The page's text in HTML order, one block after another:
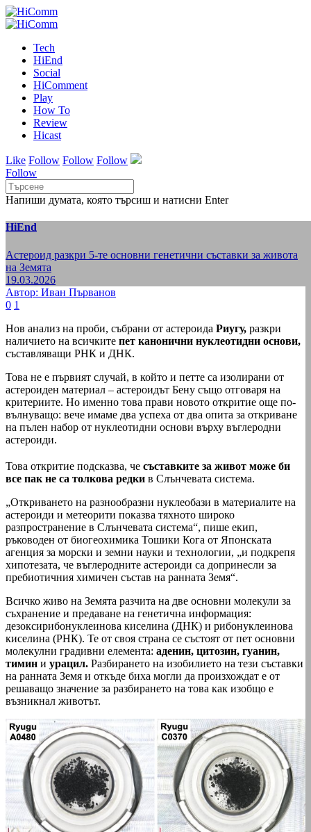
Tech
HiEnd
Social
HiComment
Play
How To
Review
Hicast
Like Follow Follow Follow
Follow
Напиши думата, която търсиш и натисни Enter
HiEnd
Астероид разкри 5-те основни генетични съставки за живота
на Земята
19.03.2026
Автор: Иван Първанов
0 1
Нов анализ на проби, събрани от астероида Риугу, разкри
наличието на всичките пет канонични нуклеотидни основи,
съставляващи РНК и ДНК.
Това не е първият случай, в който и петте са изолирани от
астероиден материал – астероидът Бену също отговаря на
критериите. Но именно това прави новото откритие още по-
вълнуващо: вече имаме два успеха от два опита за откриване
на пълен набор от нуклеотидни основи върху въглеродни
астероиди.
Това откритие подсказва, че съставките за живот може би
все пак не са толкова редки в Слънчевата система.
„Откриването на разнообразни нуклеобази в материалите на
астероиди и метеорити показва тяхното широко
разпространение в Слънчевата система“, пише екип,
ръководен от биогеохимика Тошики Кога от Японската
агенция за морски и земни науки и технологии, „и подкрепя
хипотезата, че въглеродните астероиди са допринесли за
пребиотичния химичен състав на ранната Земя“.
Всичко живо на Земята разчита на две основни молекули за
съхранение и предаване на генетична информация:
дезоксирибонуклеинова киселина (ДНК) и рибонуклеинова
киселина (РНК). Те от своя страна се състоят от пет основни
молекулни градивни елемента: аденин, цитозин, гуанин,
тимин и урацил. Разбирането на изобилието на тези съставки
на ранната Земя и откъде биха могли да произхождат е от
решаващо значение за разбирането на това как изобщо е
възникнал животът.